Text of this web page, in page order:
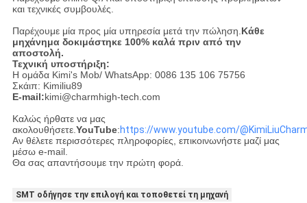
και τεχνικές συμβουλές.
Παρέχουμε μία προς μία υπηρεσία μετά την πώληση. Κάθε
μηχάνημα δοκιμάστηκε 100% καλά πριν από την
αποστολή.
Τεχνική υποστήριξη:
Η ομάδα Kimi's Mob/ WhatsApp: 0086 135 106 75756
Σκάιπ: Kimiliu89
E-mail:kimi@charmhigh-tech.com
Καλώς ήρθατε να μας
ακολουθήσετε. YouTube:https://www.youtube.com/
Αν θέλετε περισσότερες πληροφορίες, επικοινωνήστε μαζί μας
μέσω e-mail.
Θα σας απαντήσουμε την πρώτη φορά.
SMT οδήγησε την επιλογή και τοποθετεί τη μηχανή